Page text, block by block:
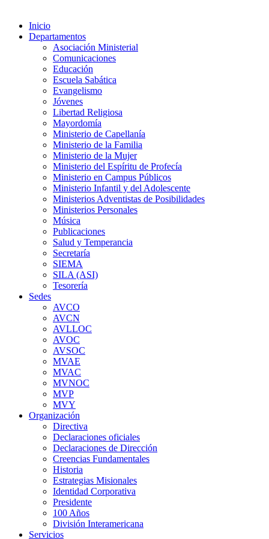
Inicio
Departamentos
Asociación Ministerial
Comunicaciones
Educación
Escuela Sabática
Evangelismo
Jóvenes
Libertad Religiosa
Mayordomía
Ministerio de Capellanía
Ministerio de la Familia
Ministerio de la Mujer
Ministerio del Espíritu de Profecía
Ministerio en Campus Públicos
Ministerio Infantil y del Adolescente
Ministerios Adventistas de Posibilidades
Ministerios Personales
Música
Publicaciones
Salud y Temperancia
Secretaría
SIEMA
SILA (ASI)
Tesorería
Sedes
AVCO
AVCN
AVLLOC
AVOC
AVSOC
MVAE
MVAC
MVNOC
MVP
MVY
Organización
Directiva
Declaraciones oficiales
Declaraciones de Dirección
Creencias Fundamentales
Historia
Estrategias Misionales
Identidad Corporativa
Presidente
100 Años
División Interamericana
Servicios